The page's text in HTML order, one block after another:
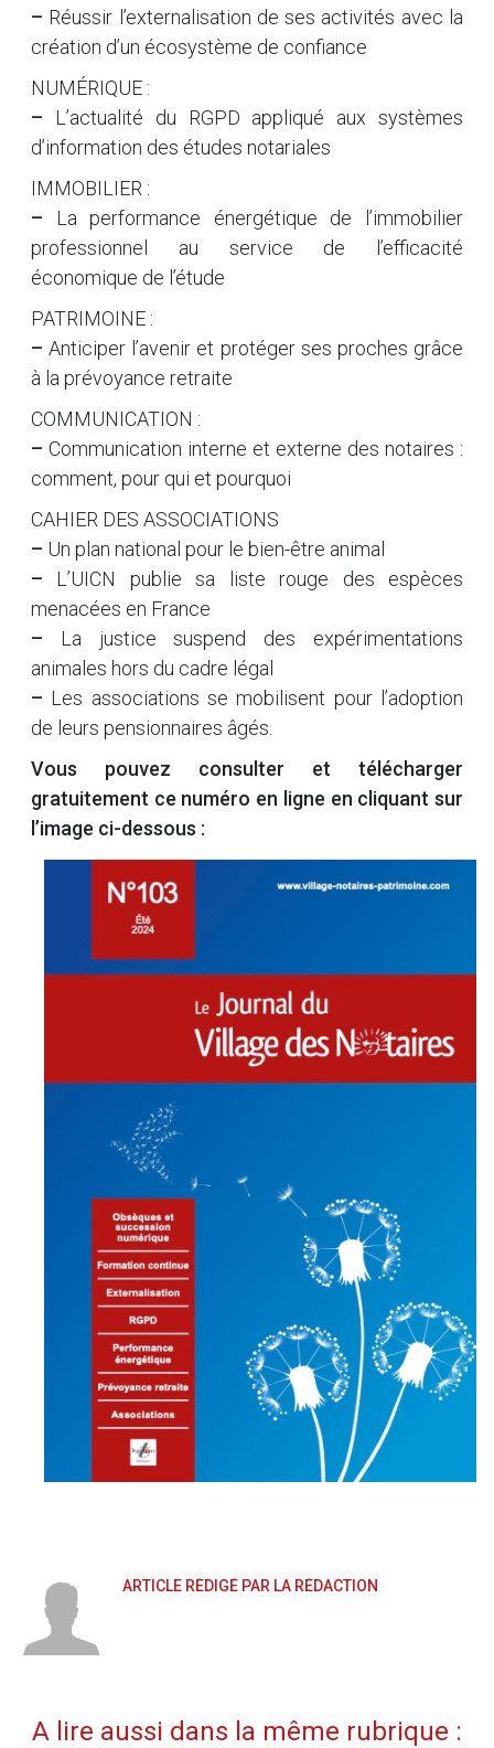
– Réussir l’externalisation de ses activités avec la
création d’un écosystème de confiance
NUMÉRIQUE :
– L’actualité du RGPD appliqué aux systèmes
d’information des études notariales
IMMOBILIER :
– La performance énergétique de l’immobilier
professionnel au service de l’efficacité
économique de l’étude
PATRIMOINE :
– Anticiper l’avenir et protéger ses proches grâce
à la prévoyance retraite
COMMUNICATION :
– Communication interne et externe des notaires :
comment, pour qui et pourquoi
CAHIER DES ASSOCIATIONS
– Un plan national pour le bien-être animal
– L’UICN publie sa liste rouge des espèces
menacées en France
– La justice suspend des expérimentations
animales hors du cadre légal
– Les associations se mobilisent pour l’adoption
de leurs pensionnaires âgés.
Vous pouvez consulter et télécharger
gratuitement ce numéro en ligne en cliquant sur
l’image ci-dessous :
ARTICLE RÉDIGÉ PAR LA RÉDACTION
A lire aussi dans la même rubrique :